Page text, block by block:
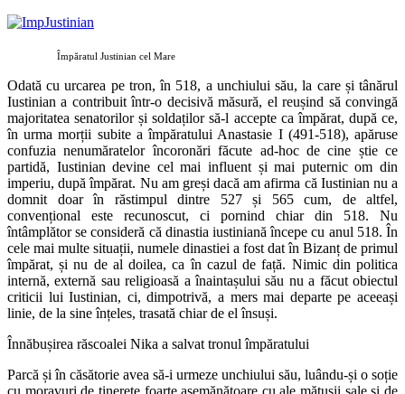
Împăratul Justinian cel Mare
Odată cu urcarea pe tron, în 518, a unchiului său, la care și tânărul
Iustinian a contribuit într-o decisivă măsură, el reușind să convingă
majoritatea senatorilor și soldaților să-l accepte ca împărat, după ce,
în urma morții subite a împăratului Anastasie I (491-518), apăruse
confuzia nenumăratelor încoronări făcute ad-hoc de cine știe ce
partidă, Iustinian devine cel mai influent și mai puternic om din
imperiu, după împărat. Nu am greși dacă am afirma că Iustinian nu a
domnit doar în răstimpul dintre 527 și 565 cum, de altfel,
convențional este recunoscut, ci pornind chiar din 518. Nu
întâmplător se consideră că dinastia iustiniană începe cu anul 518. În
cele mai multe situații, numele dinastiei a fost dat în Bizanț de primul
împărat, și nu de al doilea, ca în cazul de față. Nimic din politica
internă, externă sau religioasă a înaintașului său nu a făcut obiectul
criticii lui Iustinian, ci, dimpotrivă, a mers mai departe pe aceeași
linie, de la sine înțeles, trasată chiar de el însuși.
Înnăbușirea răscoalei Nika a salvat tronul împăratului
Parcă și în căsătorie avea să-i urmeze unchiului său, luându-și o soție
cu moravuri de tinerețe foarte asemănătoare cu ale mătușii sale și de